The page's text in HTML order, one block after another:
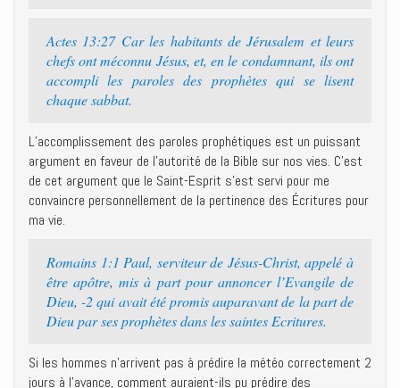
Actes 13:27 Car les habitants de Jérusalem et leurs
chefs ont méconnu Jésus, et, en le condamnant, ils ont
accompli les paroles des prophètes qui se lisent
chaque sabbat.
L’accomplissement des paroles prophétiques est un puissant
argument en faveur de l’autorité de la Bible sur nos vies. C’est
de cet argument que le Saint-Esprit s’est servi pour me
convaincre personnellement de la pertinence des Écritures pour
ma vie.
Romains 1:1 Paul, serviteur de Jésus-Christ, appelé à
être apôtre, mis à part pour annoncer l’Evangile de
Dieu, -2 qui avait été promis auparavant de la part de
Dieu par ses prophètes dans les saintes Ecritures.
Si les hommes n’arrivent pas à prédire la météo correctement 2
jours à l’avance, comment auraient-ils pu prédire des